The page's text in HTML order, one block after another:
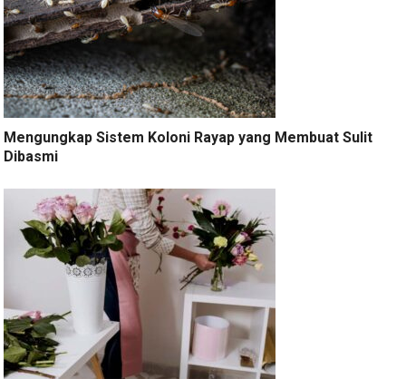
Mengungkap Sistem Koloni Rayap yang Membuat Sulit
Dibasmi